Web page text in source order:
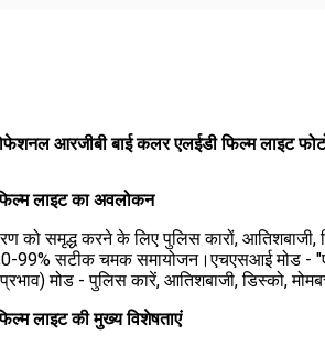
आरजीबी बाई कलर एलईडी फिल्म लाइट
लाइट का अवलोकन
को समृद्ध करने के लिए पुलिस कारों, आतिशबाजी,
99% सटीक चमक समायोजन।एचएसआई मोड -
मोड - पुलिस कारें, आतिशबाजी, डिस्को,
लाइट की मुख्य विशेषताएं